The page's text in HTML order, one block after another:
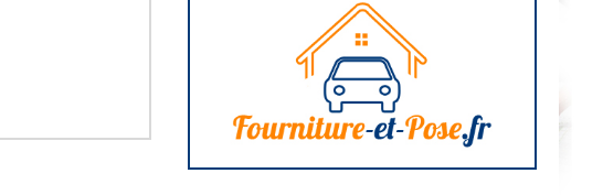
Brive-la-Gaillarde
Guéret